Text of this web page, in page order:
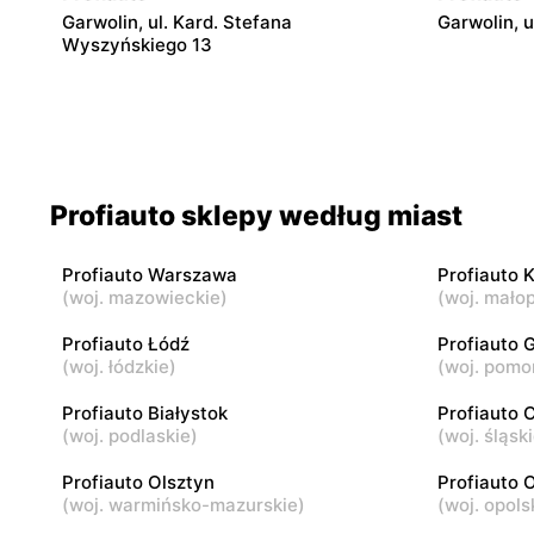
Garwolin, ul. Kard. Stefana
Wyszyńskiego 13
Garwolin,
Opoczno, ul. Inowłodzka 22E Łódź, ul.
Profiauto
Łódź, ul. Obywatelska 103
Profiauto
Końskie,
Profiauto Profiauto
Profiauto sklepy według miast
Profiauto Warszawa
(woj. mazowieckie)
Profiauto
(woj.
Profiauto Łódź
(woj. łódzkie)
Profiauto
(woj.
Profiauto Białystok
(woj. podlaskie)
Profiauto
(woj.
Profiauto Olsztyn
(woj. warmińsko-mazurskie)
Profiauto
(woj.